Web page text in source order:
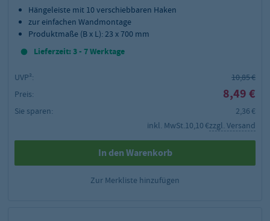
Hängeleiste mit 10 verschiebbaren Haken
zur einfachen Wandmontage
Produktmaße (B x L): 23 x 700 mm
Lieferzeit: 3 - 7 Werktage
UVP²:
10,85 €
Preis:
8,49 €
Sie sparen:
2,36 €
inkl. MwSt.10,10 €zzgl. Versand
In den Warenkorb
Zur Merkliste hinzufügen